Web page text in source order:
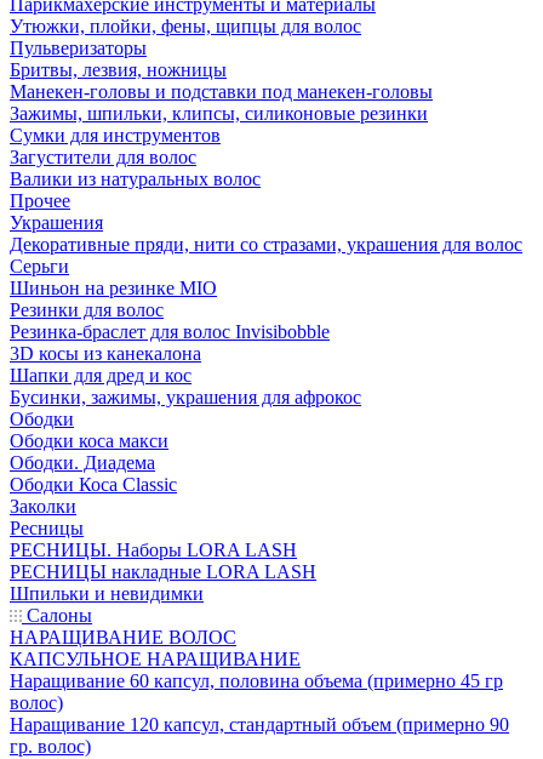
Парикмахерские инструменты и материалы
Утюжки, плойки, фены, щипцы для волос
Пульверизаторы
Бритвы, лезвия, ножницы
Манекен-головы и подставки под манекен-головы
Зажимы, шпильки, клипсы, силиконовые резинки
Сумки для инструментов
Загустители для волос
Валики из натуральных волос
Прочее
Украшения
Декоративные пряди, нити со стразами, украшения для волос
Серьги
Шиньон на резинке MIO
Резинки для волос
Резинка-браслет для волос Invisibobble
3D косы из канекалона
Шапки для дред и кос
Бусинки, зажимы, украшения для афрокос
Ободки
Ободки коса макси
Ободки. Диадема
Ободки Коса Classic
Заколки
Ресницы
РЕСНИЦЫ. Наборы LORA LASH
РЕСНИЦЫ накладные LORA LASH
Шпильки и невидимки
Салоны
НАРАЩИВАНИЕ ВОЛОС
КАПСУЛЬНОЕ НАРАЩИВАНИЕ
Наращивание 60 капсул, половина объема (примерно 45 гр
волос)
Наращивание 120 капсул, стандартный объем (примерно 90
гр. волос)